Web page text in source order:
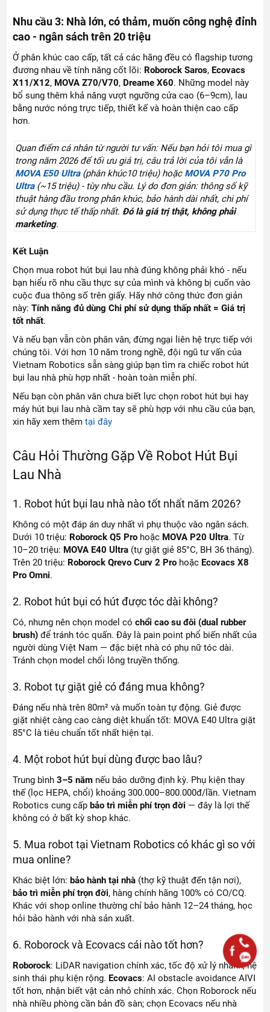
Nhu cầu 3: Nhà lớn, có thảm, muốn công nghệ đỉnh
cao - ngân sách trên 20 triệu
Ở phân khúc cao cấp, tất cả các hãng đều có flagship tương
đương nhau về tính năng cốt lõi: Roborock Saros, Ecovacs
X11/X12, MOVA Z70/V70, Dreame X60. Những model này
bổ sung thêm khả năng vượt ngưỡng cửa cao (6–9cm), lau
bằng nước nóng trực tiếp, thiết kế và hoàn thiện cao cấp
hơn.
Quan điểm cá nhân từ người tư vấn: Nếu bạn hỏi tôi mua gì
trong năm 2026 để tối ưu giá trị, câu trả lời của tôi vẫn là
MOVA E50 Ultra(phân khúc10 triệu) hoặc MOVA P70 Pro
Ultra(~15 triệu) - tùy nhu cầu. Lý do đơn giản: thông số kỹ
thuật hàng đầu trong phân khúc, bảo hành dài nhất, chi phí
sử dụng thực tế thấp nhất. Đó là giá trị thật, không phải
marketing.
Kết Luận
Chọn mua robot hút bụi lau nhà đúng không phải khó - nếu
bạn hiểu rõ nhu cầu thực sự của mình và không bị cuốn vào
cuộc đua thông số trên giấy. Hãy nhớ công thức đơn giản
này:Tính năng đủ dùng Chi phí sử dụng thấp nhất = Giá trị
tốt nhất.
Và nếu bạn vẫn còn phân vân, đừng ngại liên hệ trực tiếp với
chúng tôi. Với hơn 10 năm trong nghề, đội ngũ tư vấn của
Vietnam Robotics sẵn sàng giúp bạn tìm ra chiếc robot hút
bụi lau nhà phù hợp nhất - hoàn toàn miễn phí.
Nếu bạn còn phân vân chưa biết lực chọn robot hút bụi hay
máy hút bụi lau nhà cầm tay sẽ phù hợp với nhu cầu của bạn,
xin hãy xem thêmtại đây
Câu Hỏi Thường Gặp Về Robot Hút Bụi
Lau Nhà
1. Robot hút bụi lau nhà nào tốt nhất năm 2026?
Không có một đáp án duy nhất vì phụ thuộc vào ngân sách.
Dưới 10 triệu: Roborock Q5 Pro hoặc MOVA P20 Ultra. Từ
10–20 triệu: MOVA E40 Ultra (tự giặt giẻ 85°C, BH 36 tháng).
Trên 20 triệu: Roborock Qrevo Curv 2 Pro hoặc Ecovacs X8
Pro Omni.
2. Robot hút bụi có hút được tóc dài không?
Có, nhưng nên chọn model cóchổi cao su đôi (dual rubber
brush) để tránh tóc quấn. Đây là pain point phổ biến nhất của
người dùng Việt Nam — đặc biệt nhà có phụ nữ tóc dài.
Tránh chọn model chổi lông truyền thống.
3. Robot tự giặt giẻ có đáng mua không?
Đáng nếu nhà trên 80m² và muốn toàn tự động. Giẻ được
giặt nhiệt càng cao càng diệt khuẩn tốt: MOVA E40 Ultra giặt
85°C là tiêu chuẩn tốt nhất hiện tại.
4. Một robot hút bụi dùng được bao lâu?
Trung bình3–5 năm nếu bảo dưỡng định kỳ. Phụ kiện thay
thế (lọc HEPA, chổi) khoảng 300.000–800.000đ/lần. Vietnam
Robotics cung cấpbảo trì miễn phí trọn đời — đây là lợi thế
không có ở bất kỳ shop khác.
5. Mua robot tại Vietnam Robotics có khác gì so với
mua online?
Khác biệt lớn:bảo hành tại nhà (thợ kỹ thuật đến tận nơi),
bảo trì miễn phí trọn đời, hàng chính hãng 100% có CO/CQ.
Khác với shop online thường chỉ bảo hành 12–24 tháng, học
hỏi bảo hành với nhà sản xuất.
6. Roborock và Ecovacs cái nào tốt hơn?
Roborock: LiDAR navigation chính xác, tốc độ xử lý nhanh, hệ
sinh thái phụ kiện rộng. Ecovacs: AI obstacle avoidance AIVI
tốt hơn, nhận biết vật cản nhỏ chính xác. Chọn Roborock nếu
nhà nhiều phòng cần bản đồ sàn; chọn Ecovacs nếu nhà